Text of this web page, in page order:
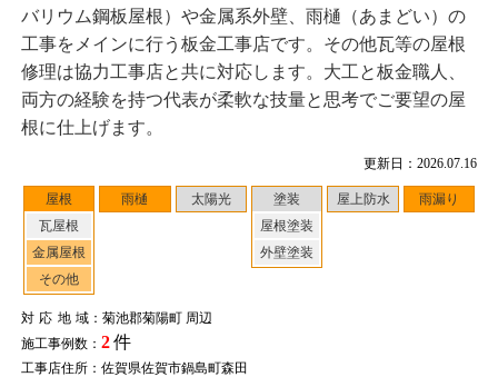
更新日：2026.07.16
屋根
瓦屋根
金属屋根
その他
雨樋 太陽光
塗装
屋根塗装
外壁塗装
屋上防水 雨漏り
対応地域：菊池郡菊陽町 周辺
施工事例数： 2件
工事店住所：佐賀県佐賀市鍋島町森田
バリウム鋼板屋根）や金属系外壁、雨樋（あまどい）の
工事をメインに行う板金工事店です。その他瓦等の屋根
修理は協力工事店と共に対応します。大工と板金職人、
両方の経験を持つ代表が柔軟な技量と思考でご要望の屋
根に仕上げます。